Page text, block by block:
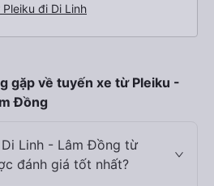
đi Di Linh
gặp về tuyến xe từ Pleiku -
Đồng
Linh - Lâm Đồng từ
đánh giá tốt nhất?